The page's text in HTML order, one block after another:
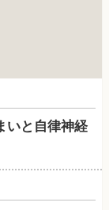
いと自律神経